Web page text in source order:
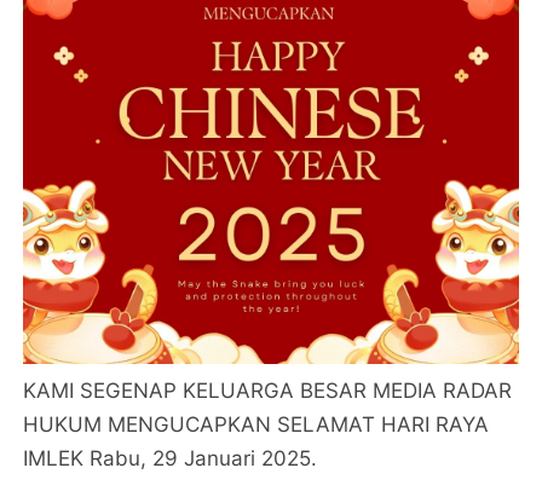
KAMI SEGENAP KELUARGA BESAR MEDIA RADAR
HUKUM MENGUCAPKAN SELAMAT HARI RAYA
IMLEK Rabu, 29 Januari 2025.